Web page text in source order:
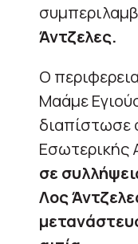
Άντζελες.
Ο
Μαάμε
διαπίστωσε
Εσωτερικής
σε
Λος